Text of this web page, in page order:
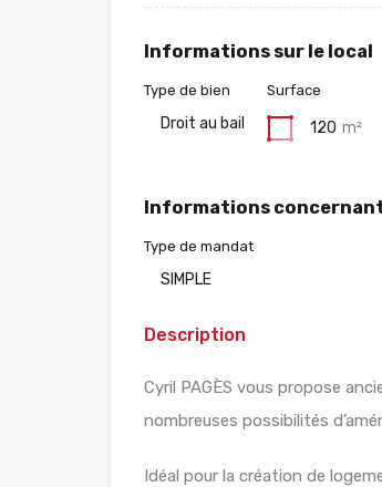
Informations sur le local
Type de bien
Droit au bail
Surface
120 m²
Informations
Type de mandat
SIMPLE
Description
Cyril PAGÈS vous propose
nombreuses possibilités
Idéal pour la création de